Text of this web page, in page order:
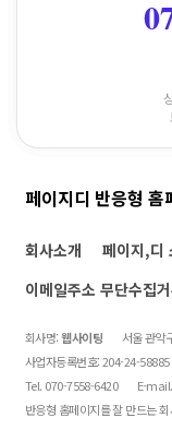
페이지디 반응형
회사소개 페이지,디
이메일주소 무단수집
회사명:웹사이팅
서울 관악
사업자등록번호: 204-24-58885
Tel. 070-7558-6420
E-mail.
반응형 홈페이지를 잘 만드는